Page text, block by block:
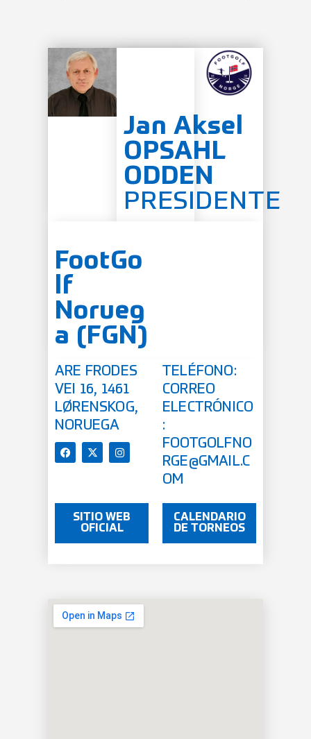
Jan Aksel
OPSAHL
ODDEN
PRESIDENTE
FootGo
lf
Norueg
a (FGN)
ARE FRODES
VEI 16, 1461
LØRENSKOG,
NORUEGA
TELÉFONO:
CORREO
ELECTRÓNICO
:
FOOTGOLFNO
RGE@GMAIL.C
OM
SITIO WEB
OFICIAL
CALENDARIO
DE TORNEOS